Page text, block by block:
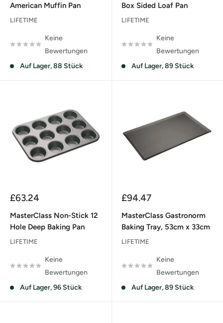
American Muffin Pan
LIFETIME
Keine
Bewertungen
Auf Lager, 88 Stück
Box Sided Loaf Pan
LIFETIME
Keine
Bewertungen
Auf Lager, 89 Stück
Sonderpreis
£63.24
MasterClass Non-Stick 12
Hole Deep Baking Pan
LIFETIME
Keine
Bewertungen
Auf Lager, 96 Stück
Sonderpreis
£94.47
MasterClass Gastronorm
Baking Tray, 53cm x 33cm
LIFETIME
Keine
Bewertungen
Auf Lager, 89 Stück